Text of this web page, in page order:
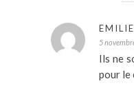
EMILIE
5
Ils ne
pour le